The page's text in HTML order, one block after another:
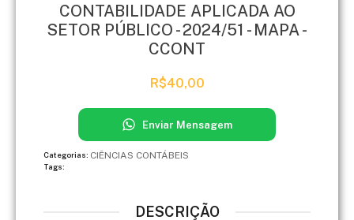
CONTABILIDADE APLICADA AO
SETOR PÚBLICO - 2024/51 - MAPA -
CCONT
R$40,00
Enviar Mensagem
Categorias: CIÊNCIAS CONTÁBEIS
Tags:
DESCRIÇÃO